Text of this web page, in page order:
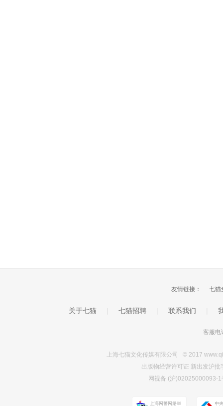
友情链接： 七猫
关于七猫 七猫招聘 联系我们
客服电
上海七猫文化传媒有限公司 © 2017
出版物经营许可证 新出发沪
网视备 (沪)02025000093-